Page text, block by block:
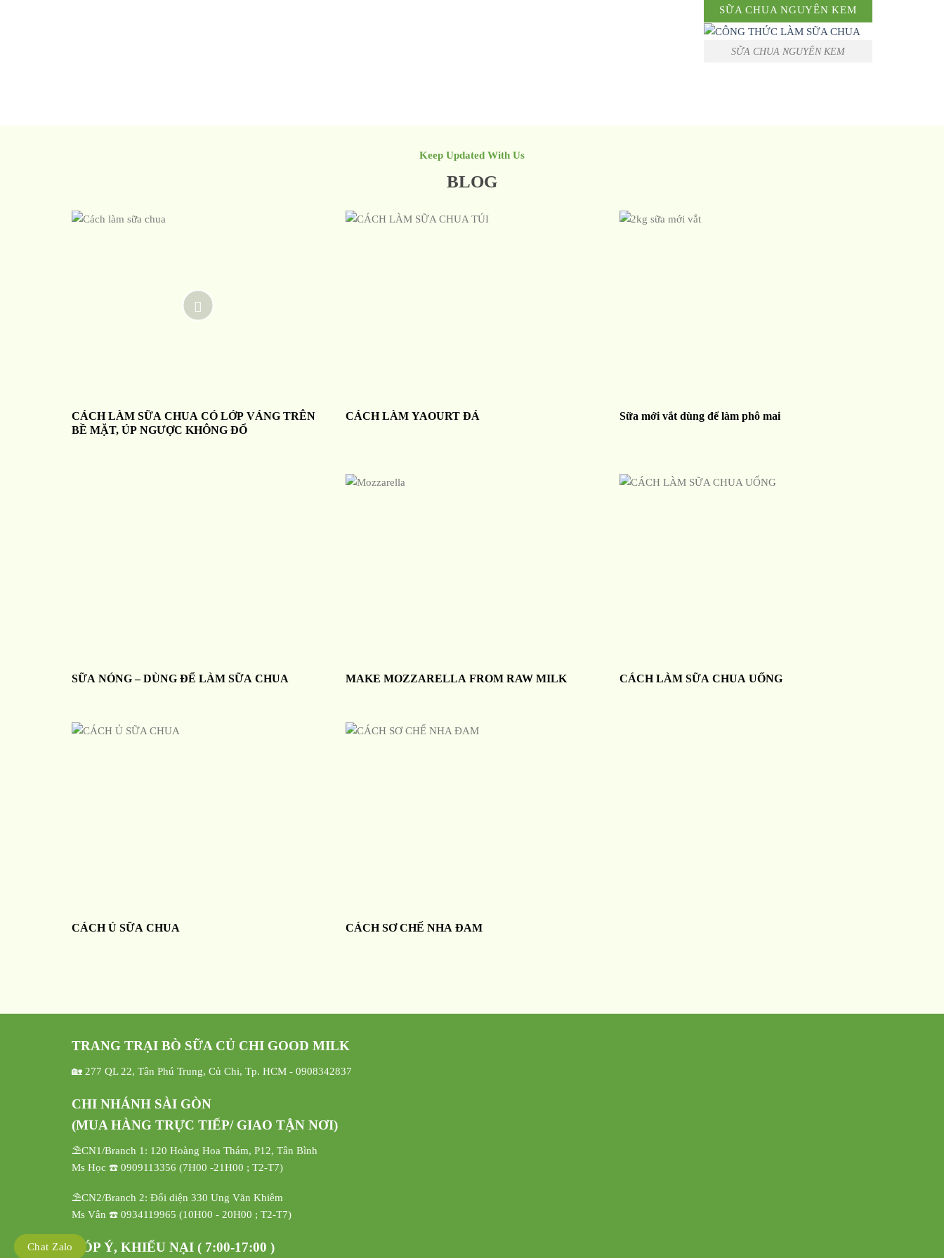
SỮA CHUA NGUYÊN KEM
SỮA CHUA NGUYÊN KEM
Keep Updated With Us
BLOG
CÁCH LÀM SỮA CHUA CÓ LỚP VÁNG TRÊN
BỀ MẶT, ÚP NGƯỢC KHÔNG ĐỔ
CÁCH LÀM YAOURT ĐÁ Sữa mới vắt dùng để làm phô mai
SỮA NÓNG – DÙNG ĐỂ LÀM SỮA CHUA MAKE MOZZARELLA FROM RAW MILK CÁCH LÀM SỮA CHUA UỐNG
CÁCH Ủ SỮA CHUA CÁCH SƠ CHẾ NHA ĐAM
TRANG TRẠI BÒ SỮA CỦ CHI GOOD MILK
🏡 277 QL 22, Tân Phú Trung, Củ Chi, Tp. HCM - 0908342837
CHI NHÁNH SÀI GÒN
(MUA HÀNG TRỰC TIẾP/ GIAO TẬN NƠI)
⛱️CN1/Branch 1: 120 Hoàng Hoa Thám, P12, Tân Bình
Ms Học ☎️ 0909113356 (7H00 -21H00 ; T2-T7)
⛱️CN2/Branch 2: Đối diện 330 Ung Văn Khiêm
Ms Vân ☎️ 0934119965 (10H00 - 20H00 ; T2-T7)
GÓP Ý, KHIẾU NẠI ( 7:00-17:00 )
Chat Zalo